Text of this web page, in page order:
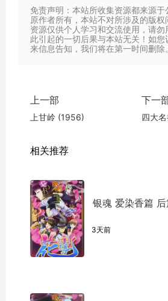
免责声明：本站所收集资源都来源于
原作者所有，本站不对所涉及的版权
资源仅供个人学习和交流使用，请勿
此引起的一切后果与本站无关！如
来信息告知，我们将在第一时间删除。
上一部
上甘岭 (1956)
下一
四大
相关推荐
银魂 爱染香篇
3天前